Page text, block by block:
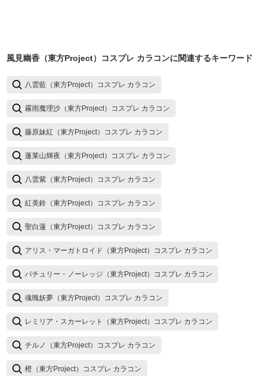
風見幽香（東方Project）コスプレ カラコンに関連するキーワード
八雲藍（東方Project）コスプレ カラコン
霧雨魔理沙（東方Project）コスプレ カラコン
藤原妹紅（東方Project）コスプレ カラコン
蓬莱山輝夜（東方Project）コスプレ カラコン
八雲紫（東方Project）コスプレ カラコン
紅美鈴（東方Project）コスプレ カラコン
聖白蓮（東方Project）コスプレ カラコン
アリス・マーガトロイド（東方Project）コスプレ カラコン
パチュリー・ノーレッジ（東方Project）コスプレ カラコン
魂魄妖夢（東方Project）コスプレ カラコン
レミリア・スカーレット（東方Project）コスプレ カラコン
チルノ（東方Project）コスプレ カラコン
橙（東方Project）コスプレ カラコン